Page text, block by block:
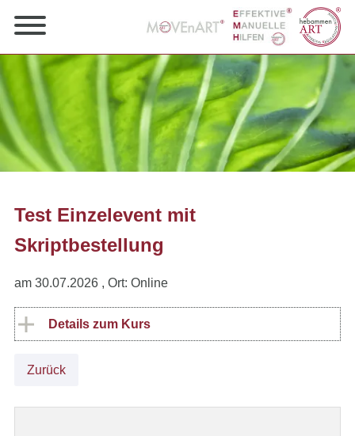
Test Einzelevent mit
Skriptbestellung
am 30.07.2026 , Ort: Online
Details zum Kurs
Zurück